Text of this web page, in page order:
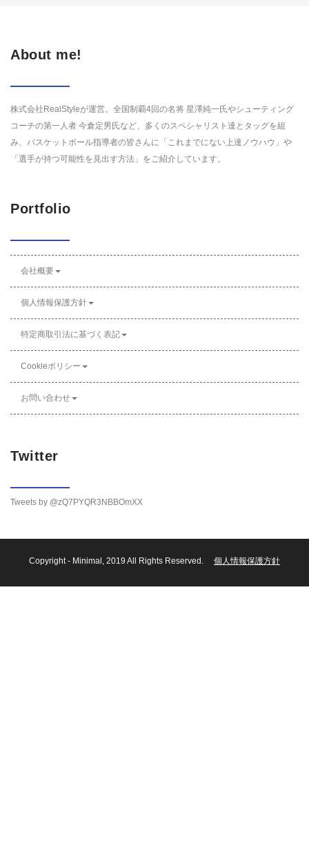
About me!
株式会社RealStyleが運営。全国制覇4回の名将 星澤純一氏やシューティング
コーチの第一人者 今倉定男氏など、多くのスペシャリスト達とタッグを組
み、バスケットボール指導者の皆さんに「これまでにない上達ノウハウ」や
「選手が持つ可能性を見出す方法」をご紹介しています。
Portfolio
会社概要
個人情報保護方針
特定商取引法に基づく表記
Cookieポリシー
お問い合わせ
Twitter
Tweets by @zQ7PYQR3NBBOmXX
Copyright - Minimal , 2019 All Rights Reserved. 個人情報保護方針